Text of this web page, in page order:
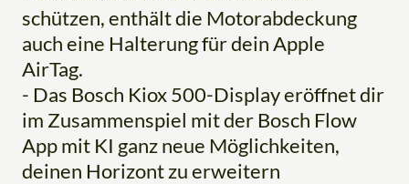
schützen, enthält die Motorabdeckung
auch eine Halterung für dein Apple
AirTag.
- Das Bosch Kiox 500-Display eröffnet dir
im Zusammenspiel mit der Bosch Flow
App mit KI ganz neue Möglichkeiten,
deinen Horizont zu erweitern